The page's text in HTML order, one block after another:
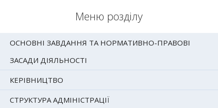
Меню розділу
ОСНОВНІ ЗАВДАННЯ ТА НОРМАТИВНО-ПРАВОВІ
ЗАСАДИ ДІЯЛЬНОСТІ
КЕРІВНИЦТВО
СТРУКТУРА АДМІНІСТРАЦІЇ